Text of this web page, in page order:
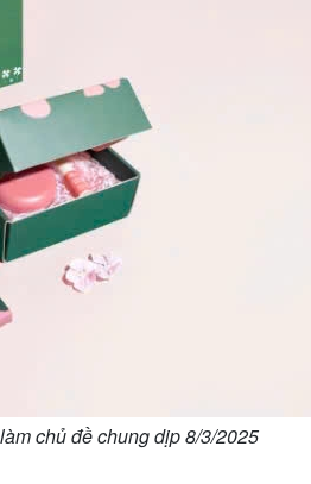
chủ đề chung dịp 8/3/2025